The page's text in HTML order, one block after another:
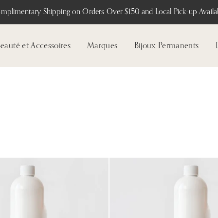
Shipping on Orders Over $150 and Local Pick-up
et Accessoires Marques Bijoux Permanents